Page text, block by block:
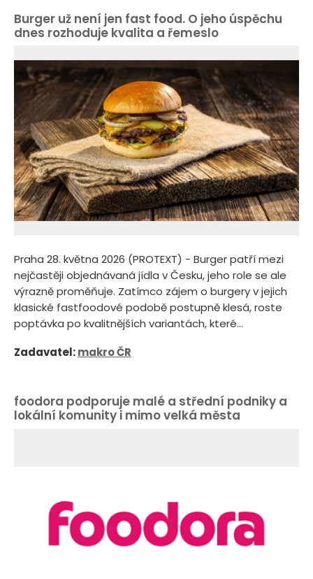
Burger už není jen fast food. O jeho úspěchu
dnes rozhoduje kvalita a řemeslo
Praha 28. května 2026 (PROTEXT) - Burger patří mezi
nejčastěji objednávaná jídla v Česku, jeho role se ale
výrazně proměňuje. Zatímco zájem o burgery v jejich
klasické fastfoodové podobě postupně klesá, roste
poptávka po kvalitnějších variantách, které...
Zadavatel:makro ČR
foodora podporuje malé a střední podniky a
lokální komunity i mimo velká města